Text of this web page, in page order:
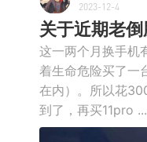
2023-12-4
关于近期老
这一两个月换手机
着生命危险买了一
在内）。所以花
到了，再买11pro ...